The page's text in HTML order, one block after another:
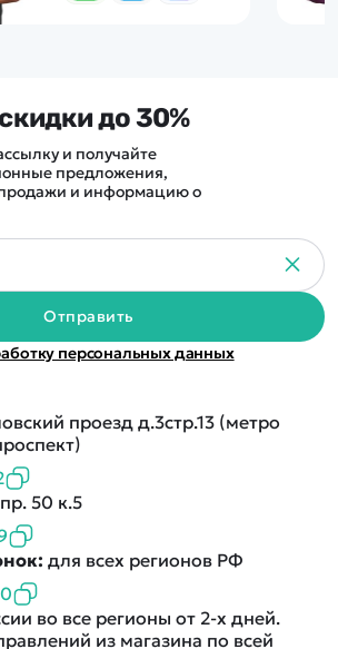
проезд д.3стр.13 (метро
50 к.5
для всех регионов РФ
во все регионы от 2-х дней.
из магазина по всей
до 30%
и получайте
предложения,
и информацию о
Отправить
персональных данных